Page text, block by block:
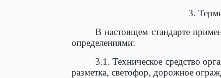
3.
В настоящем стандарте
определениями:
3.1. Техническое средство
разметка, светофор, дорожное